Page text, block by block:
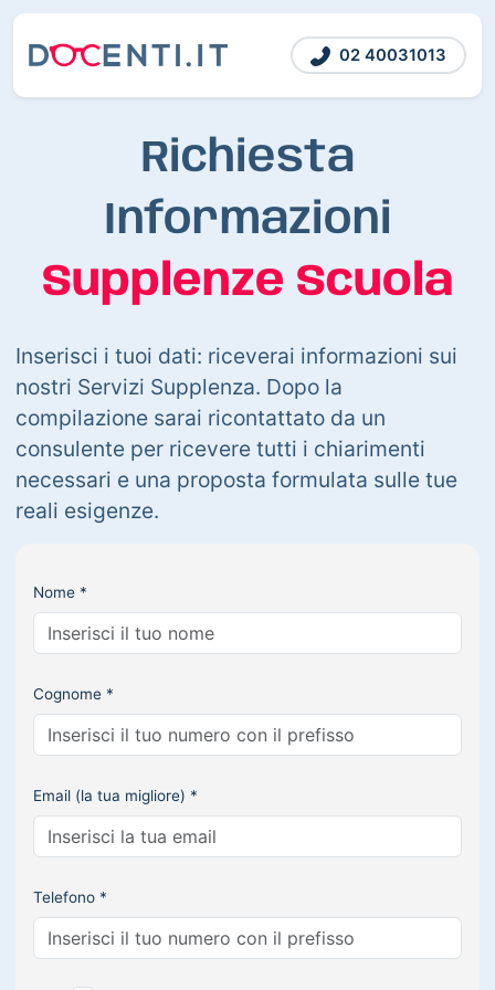
02 40031013
Richiesta
Informazioni
Supplenze Scuola
Inserisci i tuoi dati: riceverai informazioni sui
nostri Servizi Supplenza. Dopo la
compilazione sarai ricontattato da un
consulente per ricevere tutti i chiarimenti
necessari e una proposta formulata sulle tue
reali esigenze.
Nome *
Cognome *
Email (la tua migliore) *
Telefono *